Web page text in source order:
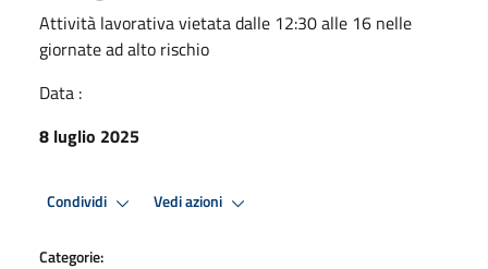
Attività lavorativa vietata dalle 12:30 alle 16 nelle
giornate ad alto rischio
Data :
8 luglio 2025
Condividi Vedi azioni
Categorie: